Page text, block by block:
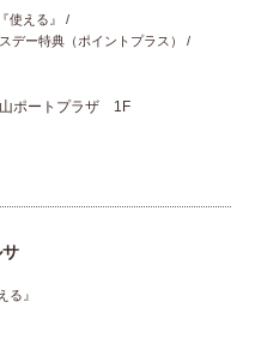
使える』
デー特典（ポイントプラス）
ポートプラザ 1F
る』